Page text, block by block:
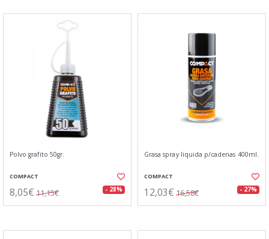
Polvo grafito 50gr.
COMPACT
8,05€ 11,15€ - 28%
Grasa spray liquida p/cadenas 400ml.
COMPACT
12,03€ 16,58€ - 27%